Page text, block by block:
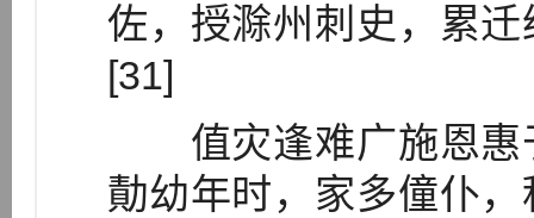
佐，授滁州刺史，累
[31]
值灾逢难广施恩惠
勣幼年时，家多僮仆